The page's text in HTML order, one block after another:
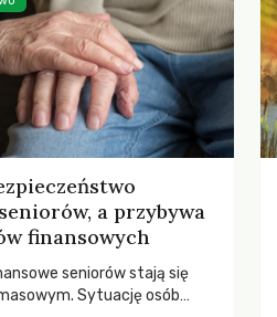
a przybywa
finansowych
seniorów stają się
Sytuację osób